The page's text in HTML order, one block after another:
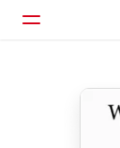
Inicio